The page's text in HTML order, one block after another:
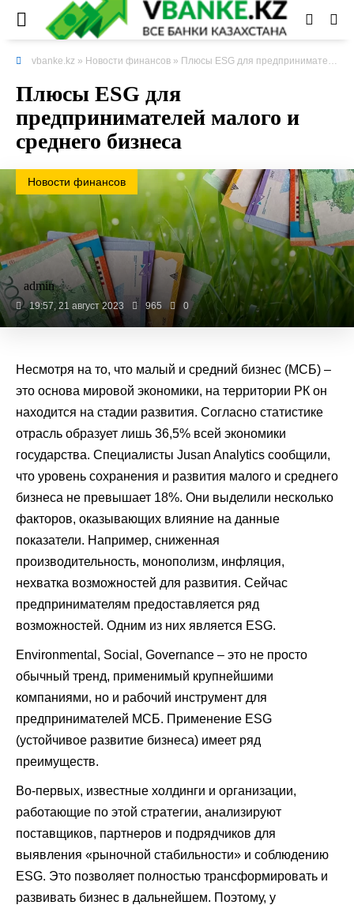
vbanke.kz » Новости финансов » Плюсы ESG для предпринимателей малого и среднего бизнеса
Плюсы ESG для
предпринимателей малого и
среднего бизнеса
Новости финансов
admin
19:57, 21 август 2023 965 0
Несмотря на то, что малый и средний бизнес (МСБ) –
это основа мировой экономики, на территории РК он
находится на стадии развития. Согласно статистике
отрасль образует лишь 36,5% всей экономики
государства. Специалисты Jusan Analytics сообщили,
что уровень сохранения и развития малого и среднего
бизнеса не превышает 18%. Они выделили несколько
факторов, оказывающих влияние на данные
показатели. Например, сниженная
производительность, монополизм, инфляция,
нехватка возможностей для развития. Сейчас
предпринимателям предоставляется ряд
возможностей. Одним из них является ESG.
Environmental, Social, Governance – это не просто
обычный тренд, применимый крупнейшими
компаниями, но и рабочий инструмент для
предпринимателей МСБ. Применение ESG
(устойчивое развитие бизнеса) имеет ряд
преимуществ.
Во-первых, известные холдинги и организации,
работающие по этой стратегии, анализируют
поставщиков, партнеров и подрядчиков для
выявления «рыночной стабильности» и соблюдению
ESG. Это позволяет полностью трансформировать и
развивать бизнес в дальнейшем. Поэтому, у